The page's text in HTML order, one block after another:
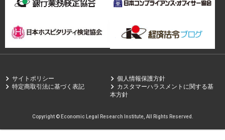
サイトポリシー
個人情報保護方針
特定商取引法に基づく表記
カスタマーハラスメントに関する基
本方針
Copyright © Economic Legal Research Institute, All Rights Reserved.